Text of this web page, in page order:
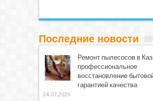
Последние новости
Ремонт пылесосов в
профессиональное
восстановление
гарантией качества
24.07.2026